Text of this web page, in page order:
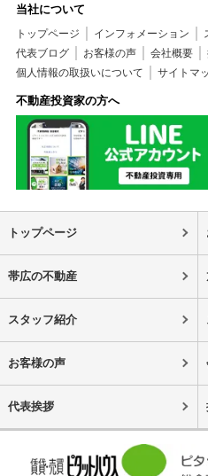
当社について
トップページ インフォメーション
代表ブログ
お客様の声 会社概要
個人情報の取扱いについて
サイトマ
不動産投資家の方へ
トップページ
帯広の不動産
スタッフ紹介
お客様の声
代表挨拶